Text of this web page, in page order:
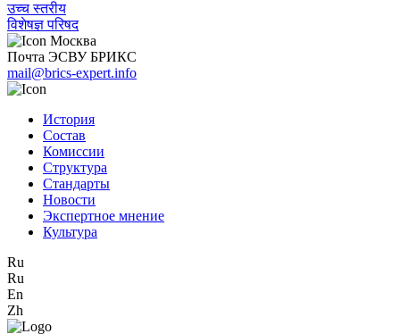
उच्च स्तरीय
विशेषज्ञ परिषद
Москва
Почта ЭСВУ БРИКС
mail@brics-expert.info
История
Состав
Комиссии
Структура
Стандарты
Новости
Экспертное мнение
Культура
Ru
Ru
En
Zh